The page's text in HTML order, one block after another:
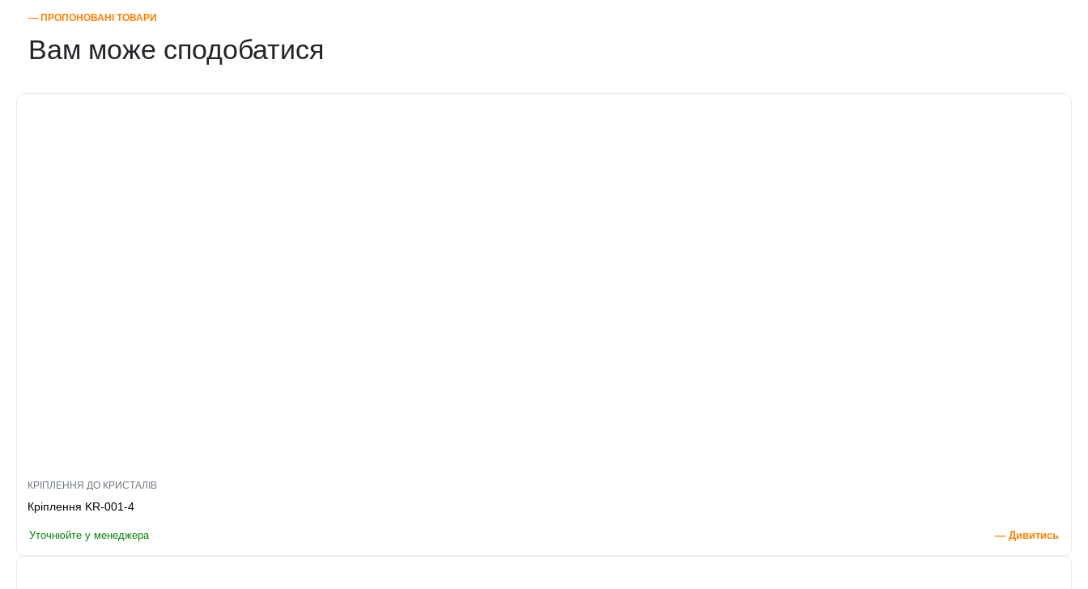
― ПРОПОНОВАНІ ТОВАРИ
Вам може сподобатися
КРІПЛЕННЯ ДО КРИСТАЛІВ
Кріплення KR-001-4
Уточнюйте у менеджера — Дивитись